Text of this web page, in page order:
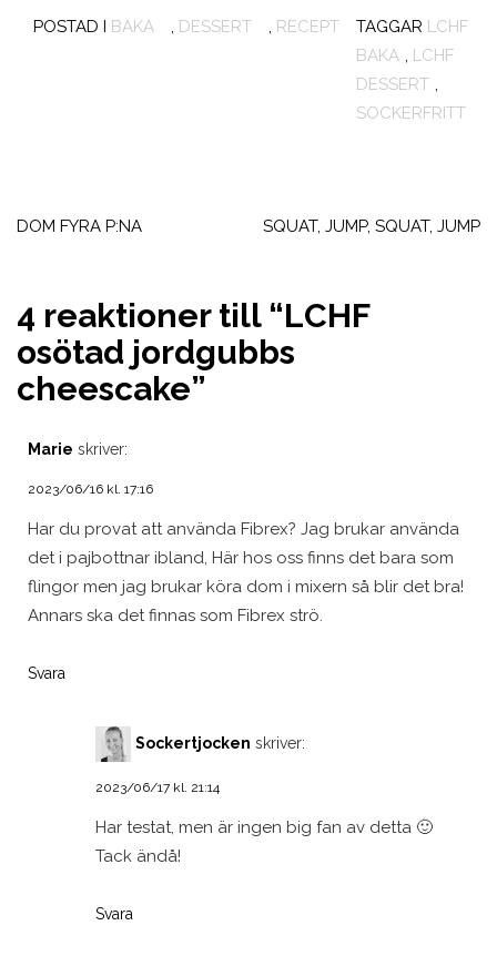
POSTAD I BAKA , DESSERT , RECEPT TAGGAR LCHF
BAKA , LCHF
DESSERT ,
SOCKERFRITT
DOM FYRA P:NA SQUAT, JUMP, SQUAT, JUMP
4 reaktioner till “LCHF
osötad jordgubbs
cheescake”
Marie skriver:
2023/06/16 kl. 17:16
Har du provat att använda Fibrex? Jag brukar använda
det i pajbottnar ibland, Här hos oss finns det bara som
flingor men jag brukar köra dom i mixern så blir det bra!
Annars ska det finnas som Fibrex strö.
Svara
Sockertjocken skriver:
2023/06/17 kl. 21:14
Har testat, men är ingen big fan av detta 🙂
Tack ändå!
Svara